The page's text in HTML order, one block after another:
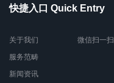
快捷入口 Quick Entry
关于我们
服务范畴
新闻资讯
微信扫一扫